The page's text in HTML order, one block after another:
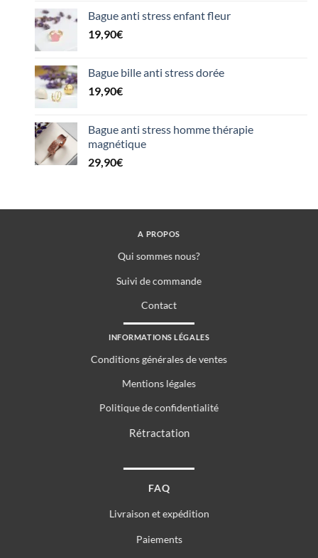
Bague anti stress enfant fleur
19,90€
Bague bille anti stress dorée
19,90€
Bague anti stress homme thérapie
magnétique
29,90€
A PROPOS
Qui sommes nous?
Suivi de commande
Contact
INFORMATIONS LÉGALES
Conditions générales de ventes
Mentions légales
Politique de confidentialité
Rétractation
FAQ
Livraison et expédition
Paiements